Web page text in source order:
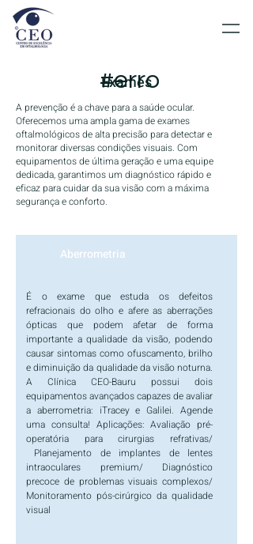
Exames
A prevenção é a chave para a saúde ocular.
Oferecemos uma ampla gama de exames
oftalmológicos de alta precisão para detectar e
monitorar diversas condições visuais. Com
equipamentos de última geração e uma equipe
dedicada, garantimos um diagnóstico rápido e
eficaz para cuidar da sua visão com a máxima
segurança e conforto.
Aberrometria
É o exame que estuda os defeitos
refracionais do olho e afere as aberrações
ópticas que podem afetar de forma
importante a qualidade da visão, podendo
causar sintomas como ofuscamento, brilho
e diminuição da qualidade da visão noturna.
A Clínica CEO-Bauru possui dois
equipamentos avançados capazes de avaliar
a aberrometria: iTracey e Galilei. Agende
uma consulta! Aplicações: Avaliação pré-
operatória para cirurgias refrativas/
Planejamento de implantes de lentes
intraoculares premium/ Diagnóstico
precoce de problemas visuais complexos/
Monitoramento pós-cirúrgico da qualidade
visual
#erro